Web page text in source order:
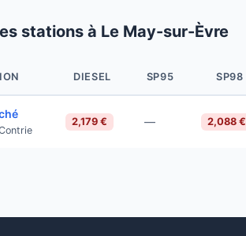
stations à Le May-sur-Èvre
DIESEL SP95 SP98
2,179 € — 2,088 €